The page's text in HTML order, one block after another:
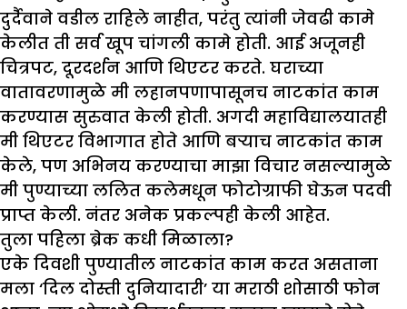
दुर्दैवाने वडील राहिले नाहीत, परंतु त्यांनी जेवढी कामे
केलीत ती सर्व खूप चांगली कामे होती. आई अजूनही
चित्रपट, दूरदर्शन आणि थिएटर करते. घराच्या
वातावरणामुळे मी लहानपणापासूनच नाटकांत काम
करण्यास सुरुवात केली होती. अगदी महाविद्यालयातही
मी थिएटर विभागात होते आणि बऱ्याच नाटकांत काम
केले, पण अभिनय करण्याचा माझा विचार नसल्यामुळे
मी पुण्याच्या ललित कलेमधून फोटोग्राफी घेऊन पदवी
प्राप्त केली. नंतर अनेक प्रकल्पही केली आहेत.
तुला पहिला ब्रेक कधी मिळाला?
एके दिवशी पुण्यातील नाटकांत काम करत असताना
मला ‘दिल दोस्ती दुनियादारी’ या मराठी शोसाठी फोन